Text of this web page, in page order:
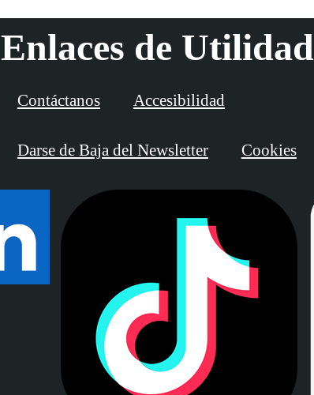
Enlaces de Utilidad
Contáctanos Accesibilidad
Darse de Baja del Newsletter Cookies